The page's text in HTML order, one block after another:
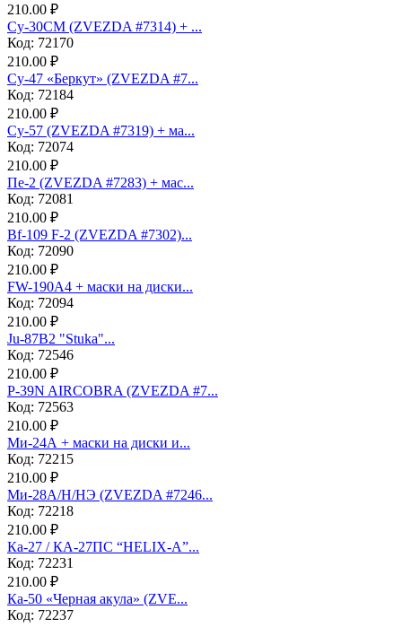
210.00 ₽
Су-30СМ (ZVEZDA #7314) + ...
Код: 72170
210.00 ₽
Су-47 «Беркут» (ZVEZDA #7...
Код: 72184
210.00 ₽
Су-57 (ZVEZDA #7319) + ма...
Код: 72074
210.00 ₽
Пе-2 (ZVEZDA #7283) + мас...
Код: 72081
210.00 ₽
Bf-109 F-2 (ZVEZDA #7302)...
Код: 72090
210.00 ₽
FW-190A4 + маски на диски...
Код: 72094
210.00 ₽
Ju-87B2 "Stuka"...
Код: 72546
210.00 ₽
P-39N AIRCOBRA (ZVEZDA #7...
Код: 72563
210.00 ₽
Ми-24А + маски на диски и...
Код: 72215
210.00 ₽
Ми-28А/Н/НЭ (ZVEZDA #7246...
Код: 72218
210.00 ₽
Ка-27 / КА-27ПС “HELIX-A”...
Код: 72231
210.00 ₽
Ка-50 «Черная акула» (ZVE...
Код: 72237